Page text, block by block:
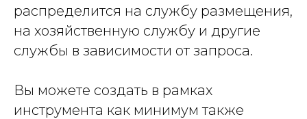
распределится на службу размещения,
на хозяйственную службу и другие
службы в зависимости от запроса.
Вы можете создать в рамках
инструмента как минимум также